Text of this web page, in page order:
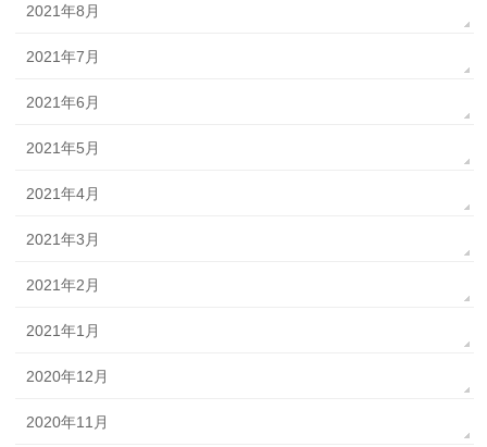
2021年8月
2021年7月
2021年6月
2021年5月
2021年4月
2021年3月
2021年2月
2021年1月
2020年12月
2020年11月